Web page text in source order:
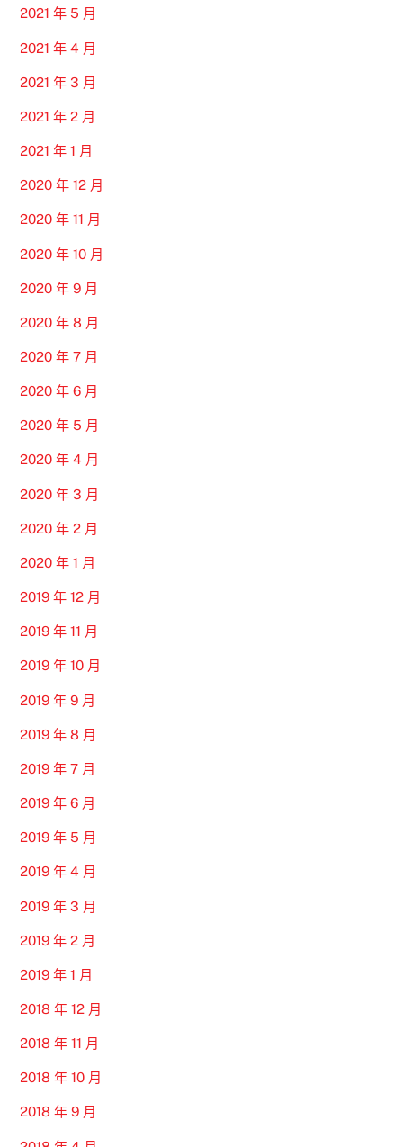
2021 年 5 月
2021 年 4 月
2021 年 3 月
2021 年 2 月
2021 年 1 月
2020 年 12 月
2020 年 11 月
2020 年 10 月
2020 年 9 月
2020 年 8 月
2020 年 7 月
2020 年 6 月
2020 年 5 月
2020 年 4 月
2020 年 3 月
2020 年 2 月
2020 年 1 月
2019 年 12 月
2019 年 11 月
2019 年 10 月
2019 年 9 月
2019 年 8 月
2019 年 7 月
2019 年 6 月
2019 年 5 月
2019 年 4 月
2019 年 3 月
2019 年 2 月
2019 年 1 月
2018 年 12 月
2018 年 11 月
2018 年 10 月
2018 年 9 月